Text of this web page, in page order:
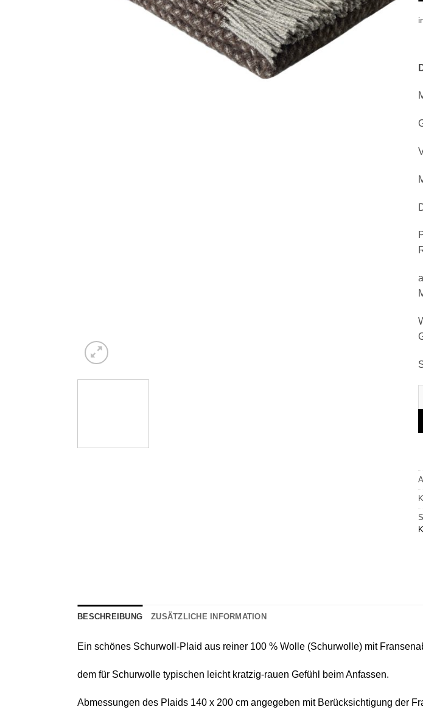
BESCHREIBUNG ZUSÄTZLICHE INFORMATION
Ein schönes Schurwoll-Plaid aus reiner 100 % Wolle (Schurwolle) mit
dem für Schurwolle typischen leicht kratzig-rauen Gefühl beim Anfassen.
Abmessungen des Plaids 140 х 200 cm angegeben mit Berücksichtigung der